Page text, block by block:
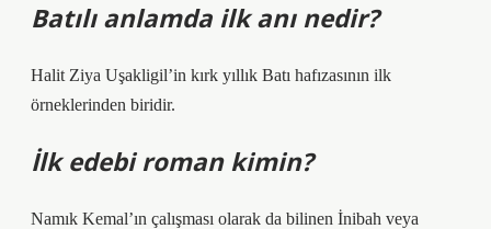
Batılı anlamda ilk anı nedir?
Halit Ziya Uşakligil’in kırk yıllık Batı hafızasının ilk
örneklerinden biridir.
İlk edebi roman kimin?
Namık Kemal’ın çalışması olarak da bilinen İnibah veya